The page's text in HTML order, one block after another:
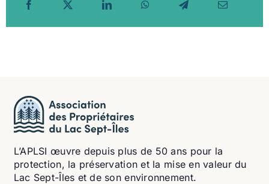
L’APLSI œuvre depuis plus de 50 ans pour la
protection, la préservation et la mise en valeur du
Lac Sept-Îles et de son environnement.